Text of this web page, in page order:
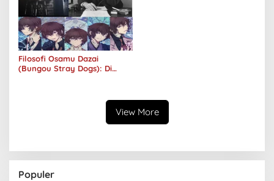
Filosofi Osamu Dazai
(Bungou Stray Dogs): Di
View More
Populer